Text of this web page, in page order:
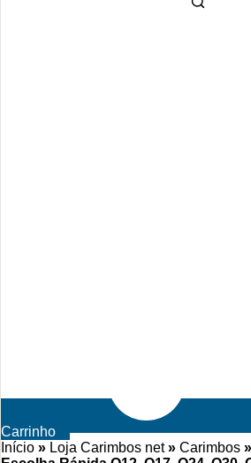
Carrinho
Início » Loja Carimbos net» Carimbos »